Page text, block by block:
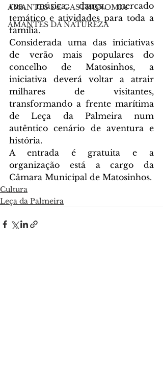
AMANTES DE GASTRONOMIA
AMANTES DA NATUREZA
rua, música, dança, mercado
temático e atividades para toda a
família.
Considerada uma das iniciativas
de verão mais populares do
concelho de Matosinhos, a
iniciativa deverá voltar a atrair
milhares de visitantes,
transformando a frente marítima
de Leça da Palmeira num
autêntico cenário de aventura e
história.
A entrada é gratuita e a
organização está a cargo da
Câmara Municipal de Matosinhos.
Cultura
Leça da Palmeira